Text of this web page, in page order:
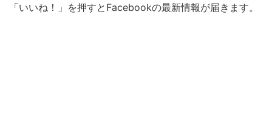
「いいね！」を押すとFacebookの最新情報が届きます。